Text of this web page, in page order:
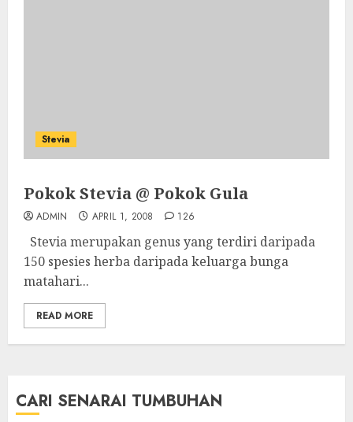
Stevia
Pokok Stevia @ Pokok Gula
ADMIN APRIL 1, 2008 126
Stevia merupakan genus yang terdiri daripada
150 spesies herba daripada keluarga bunga
matahari...
READ MORE
CARI SENARAI TUMBUHAN